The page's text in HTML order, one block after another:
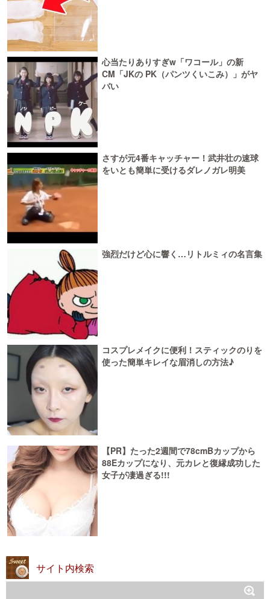
心当たりありすぎw「ワコール」の新
CM「JKの PK（パンツくいこみ）」がヤ
バい
さすが元4番キャッチャー！武井壮の速球
をいとも簡単に受けるダレノガレ明美
強烈だけど心に響く…リトルミィの名言集
コスプレメイクに便利！スティックのりを
使った簡単キレイな眉消しの方法♪
【PR】たった2週間で78cmBカップから
88Eカップになり、元カレと復縁成功した
女子が凄過ぎる!!!
サイト内検索